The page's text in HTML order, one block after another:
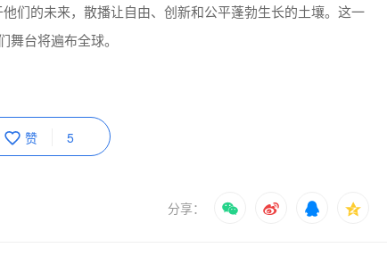
们的未来，散播让自由、创新和公平蓬勃生长的土壤。这一
台将遍布全球。
赞 5
分享：